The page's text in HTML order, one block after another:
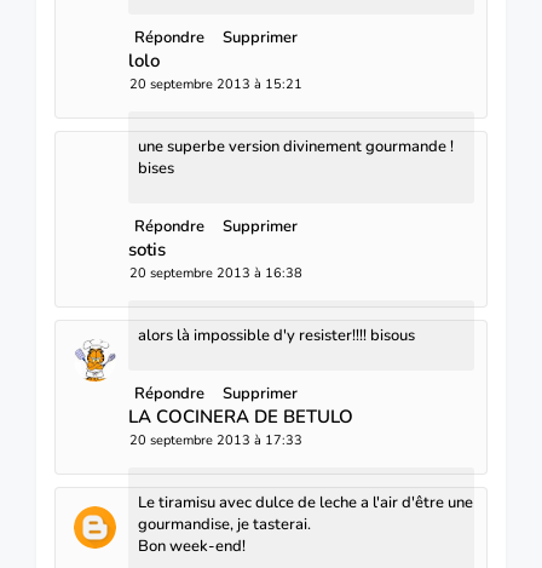
Répondre Supprimer
lolo
20 septembre 2013 à 15:21
une superbe version divinement gourmande !
bises
Répondre Supprimer
sotis
20 septembre 2013 à 16:38
alors là impossible d'y resister!!!! bisous
Répondre Supprimer
LA COCINERA DE BETULO
20 septembre 2013 à 17:33
Le tiramisu avec dulce de leche a l'air d'être une
gourmandise, je tasterai.
Bon week-end!